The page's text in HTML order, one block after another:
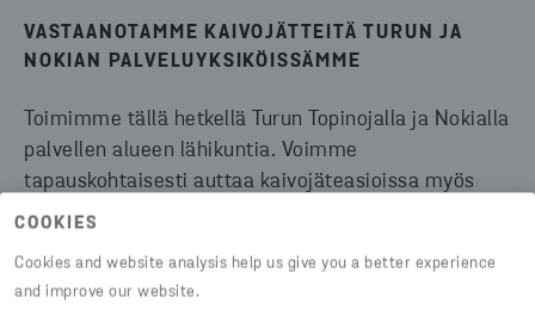
COOKIES
Cookies and website analysis help us give you a better experience
and improve our website.
VASTAANOTAMME KAIVOJÄTTEITÄ TURUN JA
NOKIAN PALVELUYKSIKÖISSÄMME
Toimimme tällä hetkellä Turun Topinojalla ja Nokialla
palvellen alueen lähikuntia. Voimme
tapauskohtaisesti auttaa kaivojäteasioissa myös
muualla Suomessa. Asiakkaitamme ovat muun
teollisuuslaitokset.